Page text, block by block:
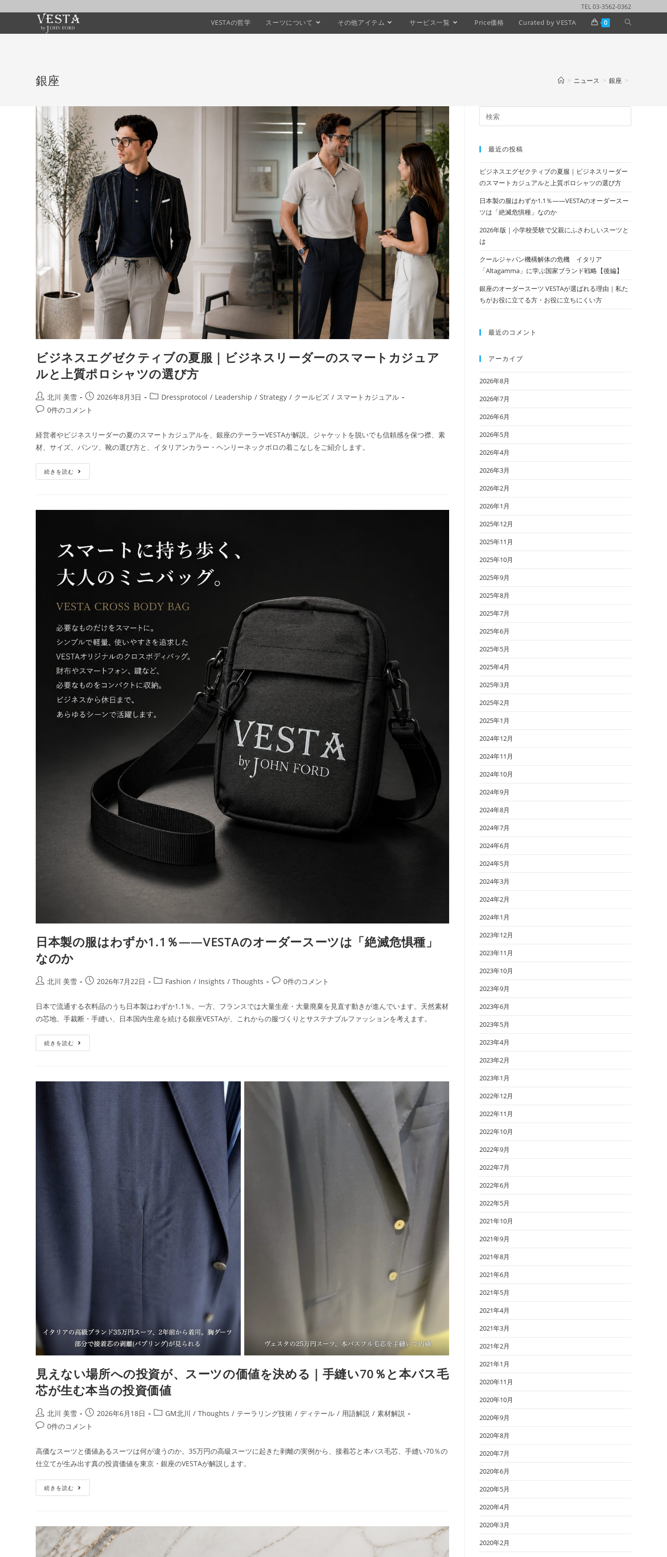
TEL 03-3562-0362
VESTAの哲学 スーツについて その他アイテム サービス一覧 Price価格 Curated by VESTA 0
銀座 > ニュース > 銀座 >
ビジネスエグゼクティブの夏服｜ビジネスリーダーのスマートカジュア
ルと上質ポロシャツの選び方
北川 美雪 2026年8月3日 Dressprotocol / Leadership / Strategy / クールビズ / スマートカジュアル
0件のコメント
経営者やビジネスリーダーの夏のスマートカジュアルを、銀座のテーラーVESTAが解説。ジャケットを脱いでも信頼感を保つ襟、素
材、サイズ、パンツ、靴の選び方と、イタリアンカラー・ヘンリーネックポロの着こなしをご紹介します。
続きを読む
日本製の服はわずか1.1％——VESTAのオーダースーツは「絶滅危惧種」
なのか
北川 美雪 2026年7月22日 Fashion / Insights / Thoughts 0件のコメント
日本で流通する衣料品のうち日本製はわずか1.1％。一方、フランスでは大量生産・大量廃棄を見直す動きが進んでいます。天然素材
の芯地、手裁断・手縫い、日本国内生産を続ける銀座VESTAが、これからの服づくりとサステナブルファッションを考えます。
続きを読む
見えない場所への投資が、スーツの価値を決める｜手縫い70％と本バス毛
芯が生む本当の投資価値
北川 美雪 2026年6月18日 GM北川 / Thoughts / テーラリング技術 / ディテール / 用語解説 / 素材解説
0件のコメント
高価なスーツと価値あるスーツは何が違うのか。35万円の高級スーツに起きた剥離の実例から、接着芯と本バス毛芯、手縫い70％の
仕立てが生み出す真の投資価値を東京・銀座のVESTAが解説します。
続きを読む
最近の投稿
ビジネスエグゼクティブの夏服｜ビジネスリーダー
のスマートカジュアルと上質ポロシャツの選び方
日本製の服はわずか1.1％——VESTAのオーダースー
ツは「絶滅危惧種」なのか
2026年版｜小学校受験で父親にふさわしいスーツと
は
クールジャパン機構解体の危機 イタリア
「Altagamma」に学ぶ国家ブランド戦略【後編】
銀座のオーダースーツ VESTAが選ばれる理由｜私た
ちがお役に立てる方・お役に立ちにくい方
最近のコメント
アーカイブ
2026年8月
2026年7月
2026年6月
2026年5月
2026年4月
2026年3月
2026年2月
2026年1月
2025年12月
2025年11月
2025年10月
2025年9月
2025年8月
2025年7月
2025年6月
2025年5月
2025年4月
2025年3月
2025年2月
2025年1月
2024年12月
2024年11月
2024年10月
2024年9月
2024年8月
2024年7月
2024年6月
2024年5月
2024年3月
2024年2月
2024年1月
2023年12月
2023年11月
2023年10月
2023年9月
2023年6月
2023年5月
2023年4月
2023年2月
2023年1月
2022年12月
2022年11月
2022年10月
2022年9月
2022年7月
2022年6月
2022年5月
2021年10月
2021年9月
2021年8月
2021年6月
2021年5月
2021年4月
2021年3月
2021年2月
2021年1月
2020年11月
2020年10月
2020年9月
2020年8月
2020年7月
2020年6月
2020年5月
2020年4月
2020年3月
2020年2月